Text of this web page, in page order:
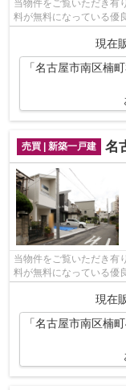
当物件をご覧いただき有
料が無料になっている優
現在
「名古屋市南区楠
売買 | 新築一戸建 名古
当物件をご覧いただき有
料が無料になっている優
せて頂きますのでお気軽
現在
「名古屋市南区楠